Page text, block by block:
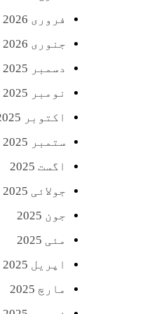
فروری 2026
جنوری 2026
دسمبر 2025
نومبر 2025
اکتوبر 2025
ستمبر 2025
اگست 2025
جولائی 2025
جون 2025
مئی 2025
اپریل 2025
مارچ 2025